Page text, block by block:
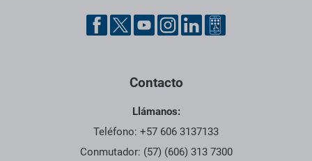
Pie de página con información de contacto, redes sociales y
Contacto
Llámanos:
Teléfono: +57 606 3137133
Conmutador: (57) (606) 313 7300